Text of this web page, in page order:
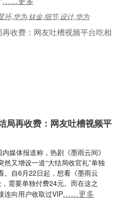
环,华为,钛金,细节,设计,华为
局再收费：网友吐槽视频平
媒体报道称，热剧《墨雨云间》
又增设一道“大结局收官礼”单独
。自6月22日起，想看《墨雨云
需要单独付费24元。而在这之
连向用户收取过VIP……更多